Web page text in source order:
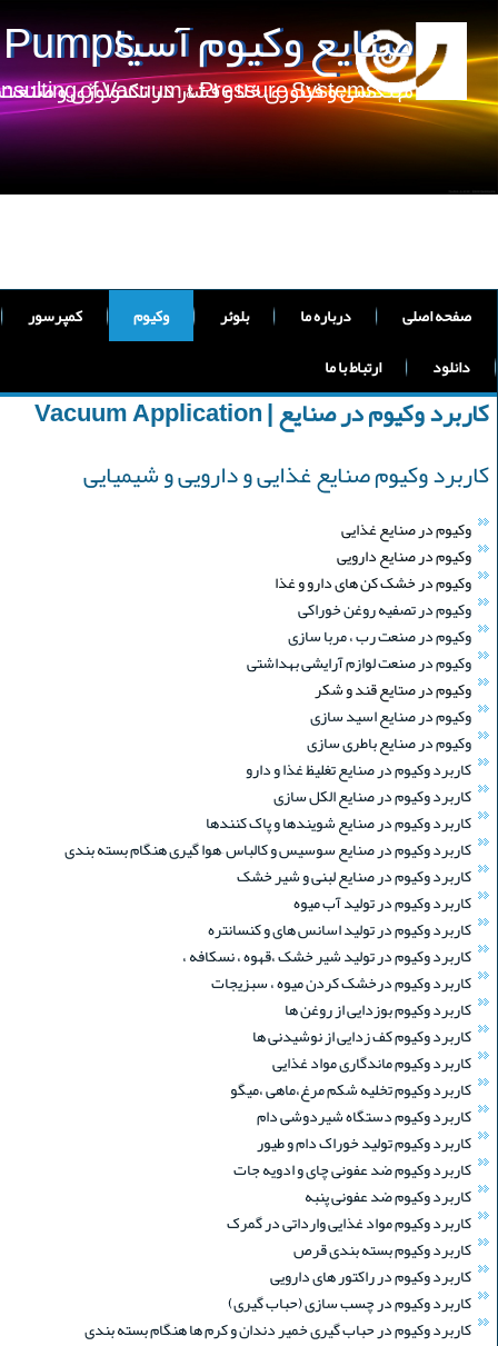
صنایع وکیوم آسیا
مهندسی و فناوری خلا و فشار در تکنولوژی و
of Vacuum & Pressure Systems
صفحه اصلی درباره ما بلوئر وکیوم
کمپرسور
دانلود
ارتباط با ما
کاربرد وکیوم در صنایع | Vacuum Application
کاربرد وکیوم صنایع غذایی و دارویی و شیمیایی
وکیوم در صنایع غذایی
وکیوم در صنایع دارویی
وکیوم در خشک کن های دارو و غذا
وکیوم در تصفیه روغن خوراکی
وکیوم در صنعت رب ، مربا سازی
وکیوم در صنعت لوازم آرایشی بهداشتی
وکیوم در صتایع قند و شکر
وکیوم در صنایع اسید سازی
وکیوم در صنایع باطری سازی
کاربرد وکیوم در صنایع تغلیظ غذا و دارو
کاربرد وکیوم در صنایع الکل سازی
کاربرد وکیوم در صنایع شویندها و پاک کنندها
کاربرد وکیوم در صنایع سوسیس و کالباس –هوا گیری هنگام بسته بندی
کاربرد وکیوم در صنایع لبنی و شیر خشک
کاربرد وکیوم در تولید آب میوه
کاربرد وکیوم در تولید اسانس های و کنسانتره
کاربرد وکیوم در تولید شیر خشک ،قهوه ، نسکافه ،
کاربرد وکیوم درخشک کردن میوه ، سبزیجات
کاربرد وکیوم بوزدایی از روغن ها
کاربرد وکیوم کف زدایی از نوشیدنی ها
کاربرد وکیوم ماندگاری مواد غذایی
کاربرد وکیوم تخلیه شکم مرغ،ماهی ،میگو
کاربرد وکیوم دستگاه شیردوشی دام
کاربرد وکیوم تولید خوراک دام و طیور
کاربرد وکیوم ضد عفونی چای و ادویه جات
کاربرد وکیوم ضد عفونی پنبه
کاربرد وکیوم مواد غذایی وارداتی در گمرک
کاربرد وکیوم بسته بندی قرص
کاربرد وکیوم در راکتور های دارویی
کاربرد وکیوم در چسب سازی (حباب گیری)
کاربرد وکیوم در حباب گیری خمیر دندان و کرم ها هنگام بسته بندی